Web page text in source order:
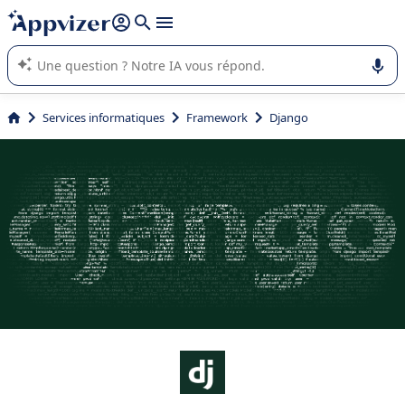
répondre (plusieurs lignes avec
L'IA de Appvizer vous guide dans l'utilisation ou la sélection de
logiciel SaaS en entreprise.
Services informatiques Framework Django